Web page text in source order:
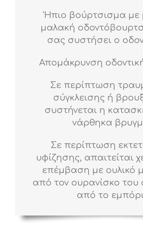
Ήπιο βούρτσισμα με
μαλακή
σας συστήσει ο
Απομάκρυνση
Σε περίπτωση
σύγκλεισης ή
συστήνεται η
νάρθηκα
Σε περίπτωση
υφίζησης, απαιτείται
επέμβαση με ουλικό
από τον ουρανίσκο του
από το